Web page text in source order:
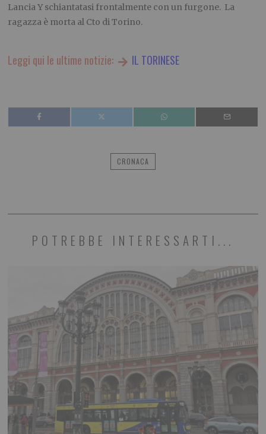
Lancia Y schiantatasi frontalmente con un furgone. La
ragazza è morta al Cto di Torino.
Leggi qui le ultime notizie: IL TORINESE
CRONACA
POTREBBE INTERESSARTI...